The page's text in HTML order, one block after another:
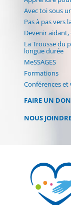
Avec toi sous
Pas à pas vers
Devenir aidant,
La Trousse du
longue durée
MeSSAGES
Formations
Conférences et
FAIRE UN DON
NOUS